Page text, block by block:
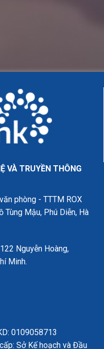
VÀ TRUYỀN THÔNG
phòng - TTTM ROX
Tùng Mậu, Phú Diễn, Hà
Nguyễn Hoàng,
Minh.
0109058713
Sở Kế hoạch và Đầu